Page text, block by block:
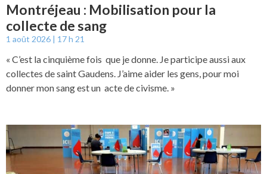
Montréjeau : Mobilisation pour la
collecte de sang
1 août 2026 17 h 21
« C’est la cinquième fois que je donne. Je participe aussi aux
collectes de saint Gaudens. J’aime aider les gens, pour moi
donner mon sang est un acte de civisme. »